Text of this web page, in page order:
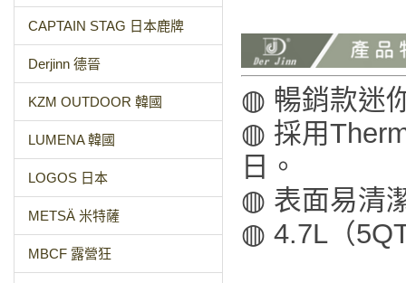
CAPTAIN STAG 日本鹿牌
Derjinn 德晉
KZM OUTDOOR 韓國
LUMENA 韓國
LOGOS 日本
METSÄ 米特薩
MBCF 露營狂
◍ 暢銷款迷
◍ 採用
日。
◍ 表面易清
◍ 4.7L（